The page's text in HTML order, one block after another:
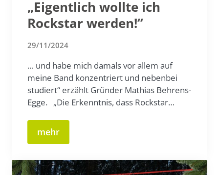
„Eigentlich wollte ich
Rockstar werden!“
29/11/2024
… und habe mich damals vor allem auf
meine Band konzentriert und nebenbei
studiert“ erzählt Gründer Mathias Behrens-
Egge. „Die Erkenntnis, dass Rockstar…
mehr